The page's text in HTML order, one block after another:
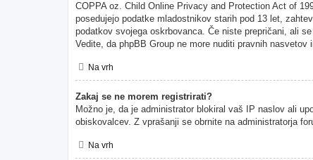
COPPA oz. Child Online Privacy and Protection Act of
posedujejo podatke mladostnikov starih pod 13 let,
podatkov svojega oskrbovanca. Če niste prepričani, ali
Vedite, da phpBB Group ne more nuditi pravnih
Na vrh
Zakaj se ne morem registrirati?
Možno je, da je administrator blokiral vaš IP naslov ali
obiskovalcev. Z vprašanji se obrnite na administratorja
Na vrh